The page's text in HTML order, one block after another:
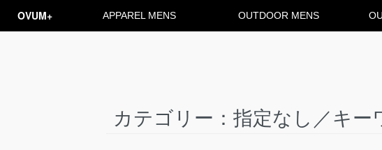
OVUM+ APPAREL MENS OUTDOOR MENS
カテゴリー：指定なし／キー